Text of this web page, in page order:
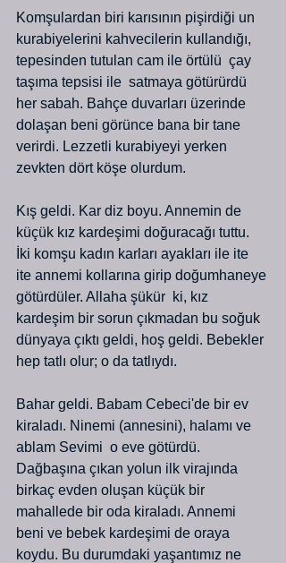
Komşulardan biri karısının pişirdiği un
kurabiyelerini kahvecilerin kullandığı,
tepesinden tutulan cam ile örtülü  çay
taşıma tepsisi ile  satmaya götürürdü
her sabah. Bahçe duvarları üzerinde
dolaşan beni görünce bana bir tane
verirdi. Lezzetli kurabiyeyi yerken
zevkten dört köşe olurdum.
Kış geldi. Kar diz boyu. Annemin de
küçük kız kardeşimi doğuracağı tuttu.
İki komşu kadın karları ayakları ile ite
ite annemi kollarına girip doğumhaneye
götürdüler. Allaha şükür  ki, kız
kardeşim bir sorun çıkmadan bu soğuk
dünyaya çıktı geldi, hoş geldi. Bebekler
hep tatlı olur; o da tatlıydı.
Bahar geldi. Babam Cebeci'de bir ev
kiraladı. Ninemi (annesini), halamı ve
ablam Sevimi  o eve götürdü.
Dağbaşına çıkan yolun ilk virajında
birkaç evden oluşan küçük bir
mahallede bir oda kiraladı. Annemi
beni ve bebek kardeşimi de oraya
koydu. Bu durumdaki yaşantımız ne